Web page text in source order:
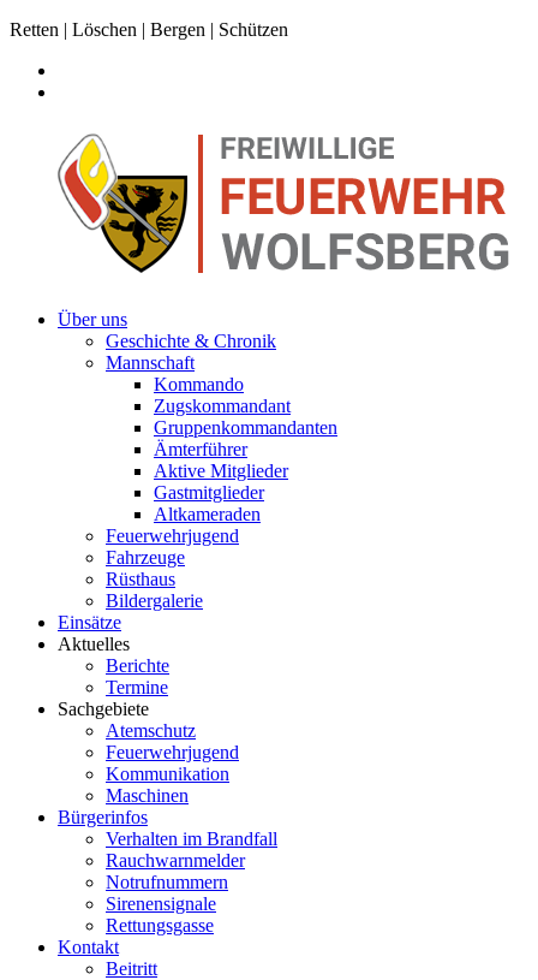
Retten | Löschen | Bergen | Schützen
Über uns
Geschichte & Chronik
Mannschaft
Kommando
Zugskommandant
Gruppenkommandanten
Ämterführer
Aktive Mitglieder
Gastmitglieder
Altkameraden
Feuerwehrjugend
Fahrzeuge
Rüsthaus
Bildergalerie
Einsätze
Aktuelles
Berichte
Termine
Sachgebiete
Atemschutz
Feuerwehrjugend
Kommunikation
Maschinen
Bürgerinfos
Verhalten im Brandfall
Rauchwarnmelder
Notrufnummern
Sirenensignale
Rettungsgasse
Kontakt
Beitritt